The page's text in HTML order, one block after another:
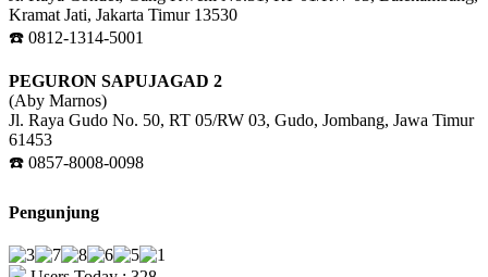
Kramat Jati, Jakarta Timur 13530
☎️ 0812-1314-5001
PEGURON SAPUJAGAD 2
(Aby Marnos)
Jl. Raya Gudo No. 50, RT 05/RW 03, Gudo, Jombang, Jawa Timur
61453
☎️ 0857-8008-0098
Pengunjung